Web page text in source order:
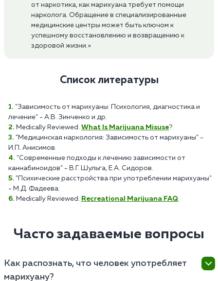
от наркотика, как марихуана требует помощи
нарколога. Обращение в специализированные
медицинские центры может быть ключом к
успешному восстановлению и возвращению к
здоровой жизни.»
Список литературы
"Зависимость от марихуаны: Психология, диагностика и
лечение" - А.В. Зинченко и др.
Medically Reviewed. What Is Marijuana Misuse?
"Медицинская наркология: Зависимость от марихуаны" -
И.П. Анисимов.
"Современные подходы к лечению зависимости от
каннабиноидов" - В.Г. Шульга, Е.А. Сидоров.
"Психические расстройства при употреблении марихуаны"
- М.Д. Фадеева.
Medically Reviewed. Recreational Marijuana FAQ.
Часто задаваемые вопросы
Как распознать, что человек употребляет
марихуану?